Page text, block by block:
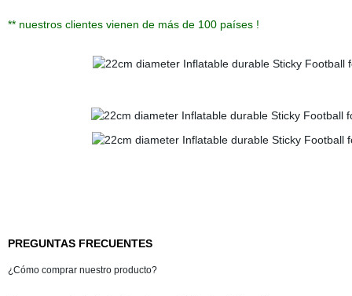
** nuestros clientes vienen de más de 100 países !
PREGUNTAS FRECUENTES
¿Cómo comprar nuestro producto?